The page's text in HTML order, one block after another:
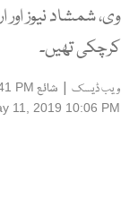
وی، شمشاد نیوز اور
کرچکی تھیں۔
ویب ڈیسک | شائع PM
11, 2019 10:06 PM